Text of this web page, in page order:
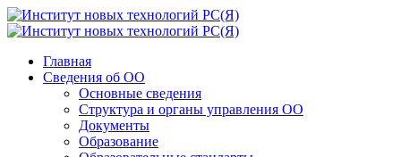
Главная
Сведения об ОО
Основные сведения
Структура и органы управления ОО
Документы
Образование